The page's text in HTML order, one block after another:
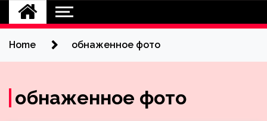
Home обнаженное фото
обнаженное фото